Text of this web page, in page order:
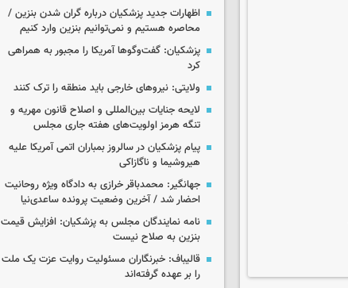
اظهارات جدید پزشکیان درباره گران شدن بنزین /
محاصره هستیم و نمی‌توانیم بنزین وارد کنیم
پزشکیان: گفت‌وگوها آمریکا را مجبور به همراهی
کرد
ولایتی: نیروهای خارجی باید منطقه را ترک کنند
لایحه جنایات بین‌المللی و اصلاح قانون مهریه و
تنگه هرمز اولویت‌های هفته جاری مجلس
پیام پزشکیان در سالروز بمباران اتمی آمریکا علیه
هیروشیما و ناگازاکی
جهانگیر: محمدباقر خرازی به دادگاه ویژه روحانیت
احضار شد / آخرین وضعیت پرونده ساعدی‌نیا
نامه نمایندگان مجلس به پزشکیان: افزایش قیمت
بنزین به صلاح نیست
قالیباف: خبرنگاران مسئولیت روایت عزت یک ملت
را بر عهده گرفته‌اند